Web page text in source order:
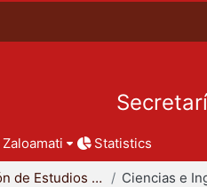
Statistics
Coordinación de Estudios de Posgrado - CBI